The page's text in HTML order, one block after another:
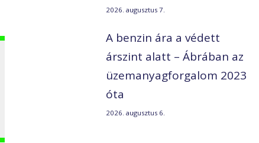
2026. augusztus 7.
A benzin ára a védett
árszint alatt – Ábrában az
üzemanyagforgalom 2023
óta
2026. augusztus 6.